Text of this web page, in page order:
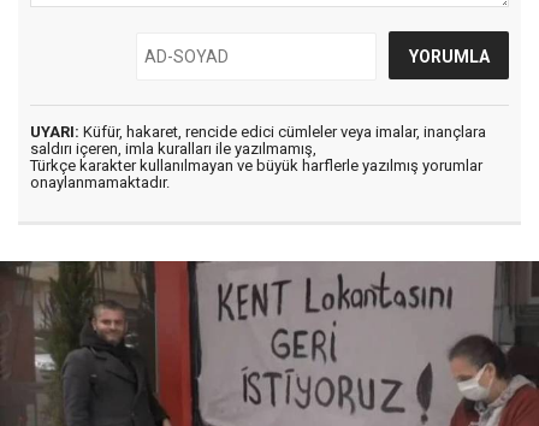
UYARI: Küfür, hakaret, rencide edici cümleler veya imalar, inançlara
saldırı içeren, imla kuralları ile yazılmamış,
Türkçe karakter kullanılmayan ve büyük harflerle yazılmış yorumlar
onaylanmamaktadır.